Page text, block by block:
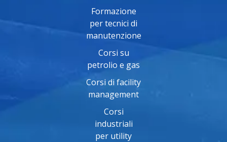
Formazione
per tecnici di
manutenzione
Corsi su
petrolio e gas
Corsi di facility
management
Corsi
industriali
per utility